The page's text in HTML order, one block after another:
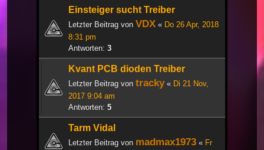
Einsteiger sucht Treiber
Letzter Beitrag von VDX « Do 26 Apr, 2018
8:31 pm
Antworten: 3
Kvant PCB dioden Treiber
Letzter Beitrag von tracky« Di 21 Nov,
2017 9:04 am
Antworten: 5
Tarm Vidal
Letzter Beitrag von madmax1973 « Fr